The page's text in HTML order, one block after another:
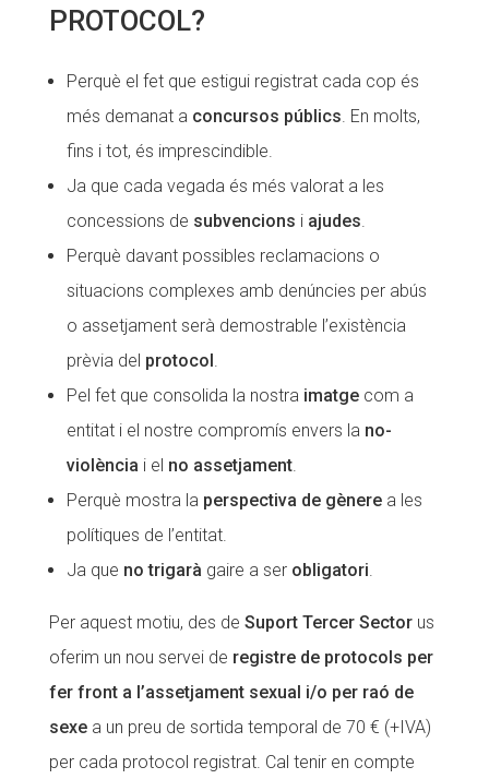
PROTOCOL?
Perquè el fet que estigui registrat cada cop és
més demanat a concursos públics. En molts,
fins i tot, és imprescindible.
Ja que cada vegada és més valorat a les
concessions de subvencions i ajudes.
Perquè davant possibles reclamacions o
situacions complexes amb denúncies per abús
o assetjament serà demostrable l’existència
prèvia del protocol.
Pel fet que consolida la nostra imatgecom a
entitat i el nostre compromís envers lano-
violència i el no assetjament.
Perquè mostra la perspectiva de gènerea les
polítiques de l’entitat.
Ja que no trigarà gaire a ser obligatori.
Per aquest motiu, des de Suport Tercer Sectorus
oferim un nou servei de registre de protocols per
fer front a l’assetjament sexual i/o per raó de
sexea un preu de sortida temporal de 70 € (+IVA)
per cada protocol registrat. Cal tenir en compte
Diari de la Fundació
Xarxes socials
COL·LABORA
Fes voluntariat
Treballa amb nosaltres
Diari de la Fundació
Xarxes socials
COL·LABORA
Fes voluntariat
Treballa amb nosaltres